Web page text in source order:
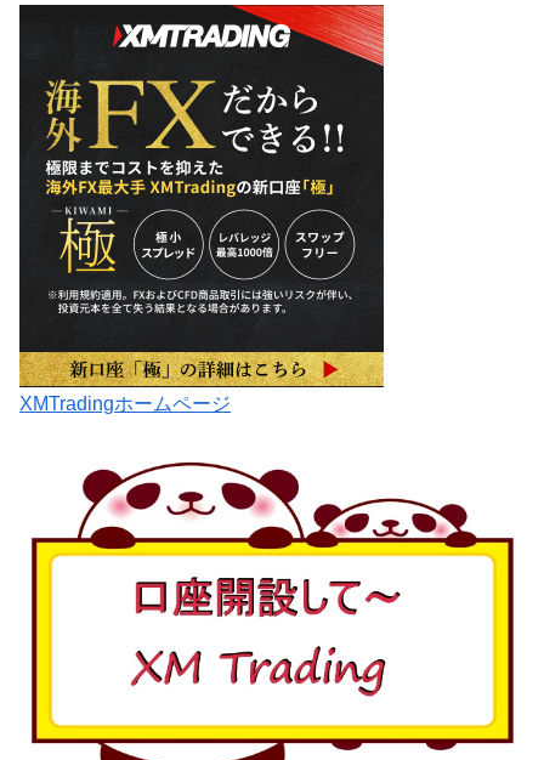
XMTradingホームページ